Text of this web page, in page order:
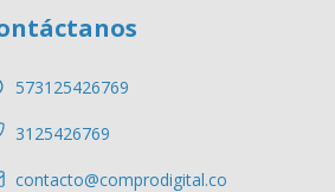
573125426769
3125426769
contacto@comprodigital.co